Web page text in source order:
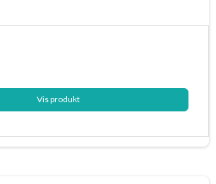
Vis produkt